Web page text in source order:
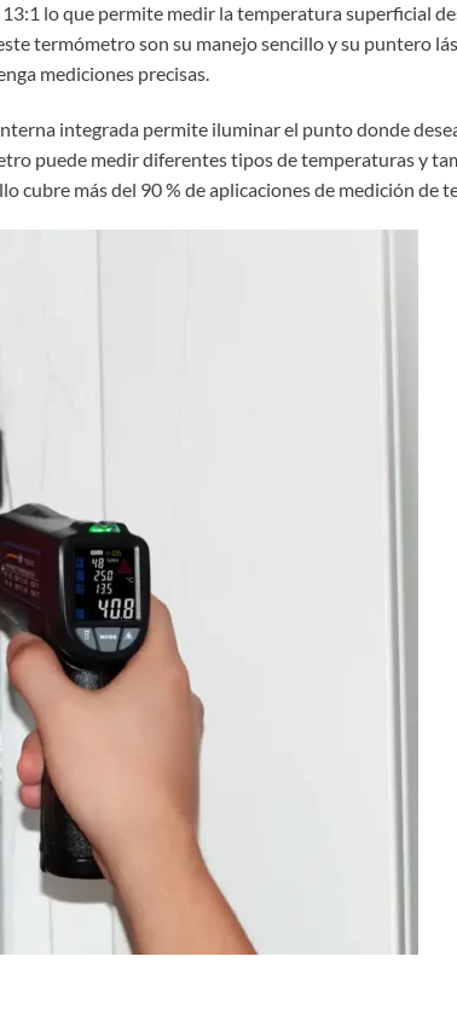
lo que permite medir la temperatura superficial
termómetro son su manejo sencillo y su puntero
mediciones precisas.
integrada permite iluminar el punto donde
puede medir diferentes tipos de temperaturas y
cubre más del 90 % de aplicaciones de medición de